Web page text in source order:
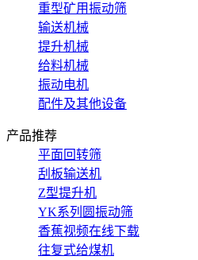
重型矿用振动筛
输送机械
提升机械
给料机械
振动电机
配件及其他设备
产品推荐
平面回转筛
刮板输送机
Z型提升机
YK系列圆振动筛
香蕉视频在线下载
往复式给煤机